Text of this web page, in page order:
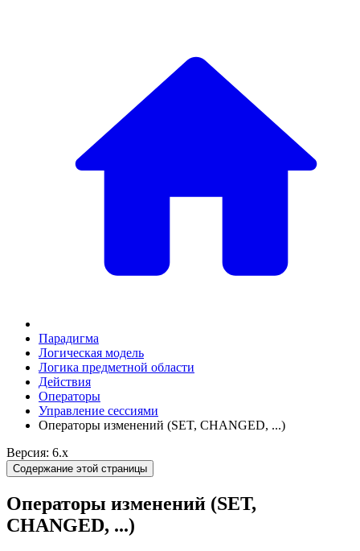
Парадигма
Логическая модель
Логика предметной области
Действия
Оператоpы
Управление сессиями
Операторы изменений (SET, CHANGED, ...)
Версия: 6.x
Содержание этой страницы
Операторы изменений (SET,
CHANGED, ...)